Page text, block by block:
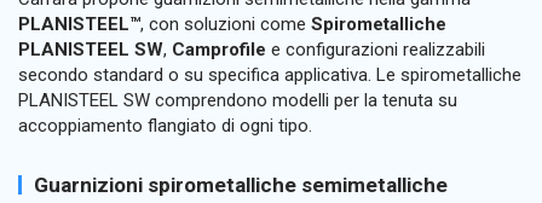
PLANISTEEL™, con soluzioni come Spirometalliche
PLANISTEEL SW, Camprofile e configurazioni realizzabili
secondo standard o su specifica applicativa. Le spirometalliche
PLANISTEEL SW comprendono modelli per la tenuta su
accoppiamento flangiato di ogni tipo.
Guarnizioni spirometalliche semimetalliche